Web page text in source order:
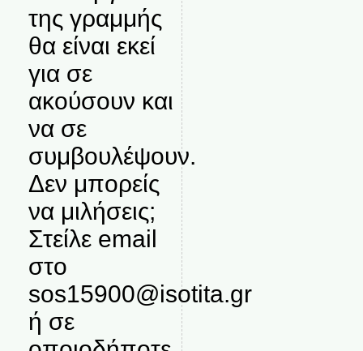
της γραμμής
θα είναι εκεί
για σε
ακούσουν και
να σε
συμβουλέψουν.
Δεν μπορείς
να μιλήσεις;
Στείλε email
στο
sos15900@isotita.gr
ή σε